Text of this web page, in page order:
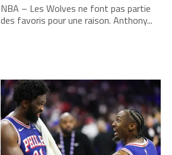
NBA – Les Wolves ne font pas partie
des favoris pour une raison. Anthony...